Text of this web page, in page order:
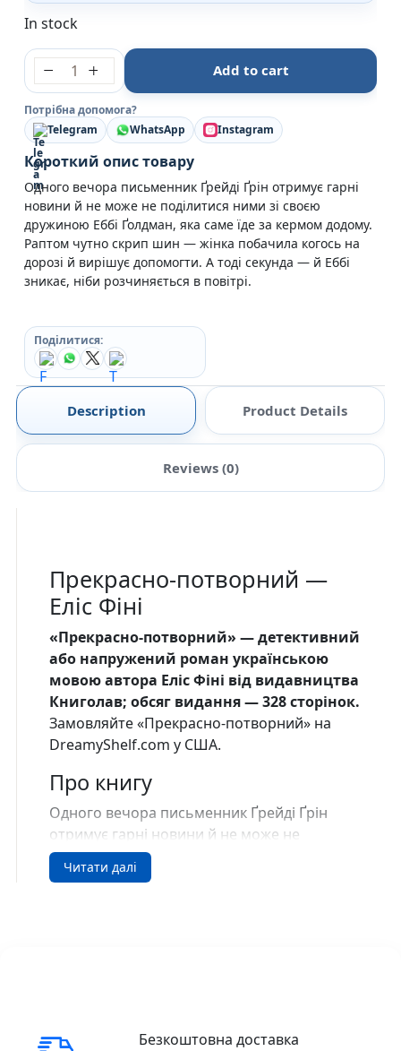
In stock
Прекрасно-потворний - Еліс Фіні - Книголав
Add to cart
Потрібна допомога?
Telegram
WhatsApp Instagram
Короткий опис товару
Одного вечора письменник Ґрейді Ґрін отримує гарні
новини й не може не поділитися ними зі своєю
дружиною Еббі Ґолдман, яка саме їде за кермом додому.
Раптом чутно скрип шин — жінка побачила когось на
дорозі й вирішує допомогти. А тоді секунда — й Еббі
зникає, ніби розчиняється в повітрі.
Поділитися:
Description Product Details
Reviews (0)
Прекрасно-потворний —
Еліс Фіні
«Прекрасно-потворний» — детективний
або напружений роман українською
мовою автора Еліс Фіні від видавництва
Книголав; обсяг видання — 328 сторінок.
Замовляйте «Прекрасно-потворний» на
DreamyShelf.com у США.
Про книгу
Одного вечора письменник Ґрейді Ґрін
отримує гарні новини й не може не
поділитися ними зі своєю дружиною Еббі
Ґолдман, яка саме їде за кермом додому.
Незнання про долю дружини штовхає
Читати далі
Безкоштовна доставка